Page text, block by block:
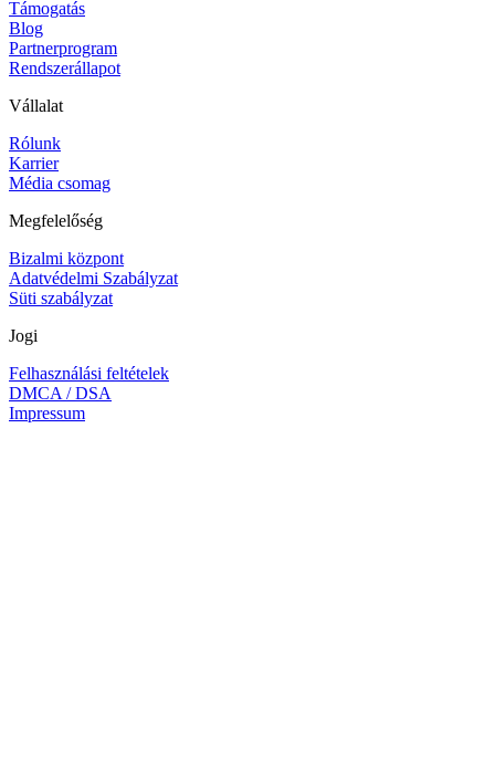
Támogatás
Blog
Partnerprogram
Rendszerállapot
Vállalat
Rólunk
Karrier
Média csomag
Megfelelőség
Bizalmi központ
Adatvédelmi Szabályzat
Süti szabályzat
Jogi
Felhasználási feltételek
DMCA / DSA
Impressum